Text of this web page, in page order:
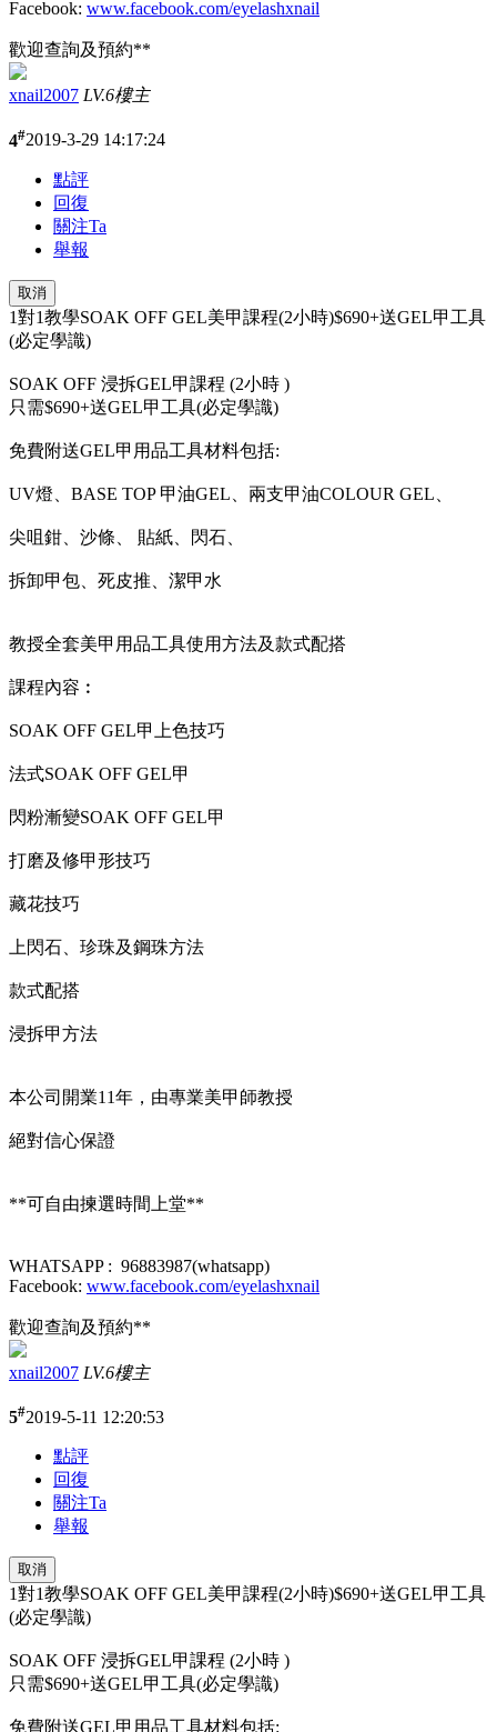
Facebook: www.facebook.com/eyelashxnail
歡迎查詢及預約**
xnail2007 LV.6樓主
4#2019-3-29 14:17:24
點評
回復
關注Ta
舉報
取消
1對1教學SOAK OFF GEL美甲課程(2小時)$690+送GEL甲工具
(必定學識)
SOAK OFF 浸拆GEL甲課程 (2小時 )
只需$690+送GEL甲工具(必定學識)
免費附送GEL甲用品工具材料包括:
UV燈、BASE TOP 甲油GEL、兩支甲油COLOUR GEL、
尖咀鉗、沙條、 貼紙、閃石、
拆卸甲包、死皮推、潔甲水
教授全套美甲用品工具使用方法及款式配搭
課程內容︰
SOAK OFF GEL甲上色技巧
法式SOAK OFF GEL甲
閃粉漸變SOAK OFF GEL甲
打磨及修甲形技巧
藏花技巧
上閃石、珍珠及鋼珠方法
款式配搭
浸拆甲方法
本公司開業11年，由專業美甲師教授
絕對信心保證
**可自由揀選時間上堂**
WHATSAPP : 96883987(whatsapp)
Facebook: www.facebook.com/eyelashxnail
歡迎查詢及預約**
xnail2007 LV.6樓主
5#2019-5-11 12:20:53
點評
回復
關注Ta
舉報
取消
1對1教學SOAK OFF GEL美甲課程(2小時)$690+送GEL甲工具
(必定學識)
SOAK OFF 浸拆GEL甲課程 (2小時 )
只需$690+送GEL甲工具(必定學識)
免費附送GEL甲用品工具材料包括: